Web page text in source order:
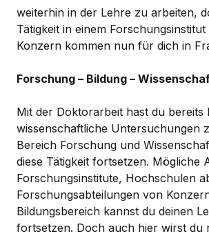
weiterhin in der Lehre zu arbeiten,
Tätigkeit in einem
Konzern kommen nun für dich in
Forschung – Bildung –
Mit der Doktorarbeit hast du bereits
wissenschaftliche Untersuchungen
Bereich Forschung und
diese Tätigkeit fortsetzen. Mögliche
Forschungsinstitute, Hochschulen
Forschungsabteilungen von
Bildungsbereich kannst du deinen
fortsetzen. Doch auch hier wirst du